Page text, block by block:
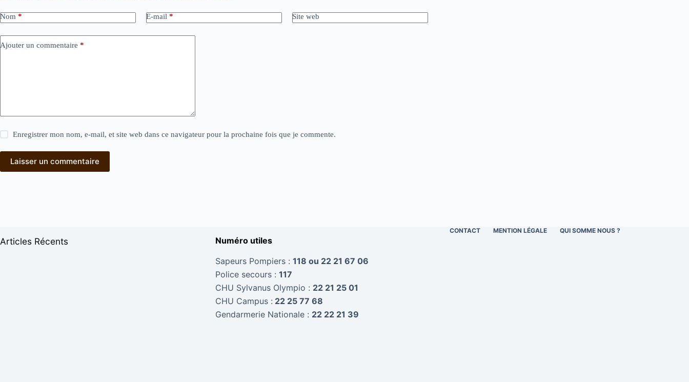
Nom * E-mail * Site web
Ajouter un commentaire *
Enregistrer mon nom, e-mail, et site web dans ce navigateur pour la prochaine fois que je commente.
Laisser un commentaire
CONTACT MENTION LÉGALE QUI SOMME NOUS ?
Articles Récents
Numéro utiles
Sapeurs Pompiers : 118 ou 22 21 67 06
Police secours : 117
CHU Sylvanus Olympio : 22 21 25 01
CHU Campus : 22 25 77 68
Gendarmerie Nationale : 22 22 21 39